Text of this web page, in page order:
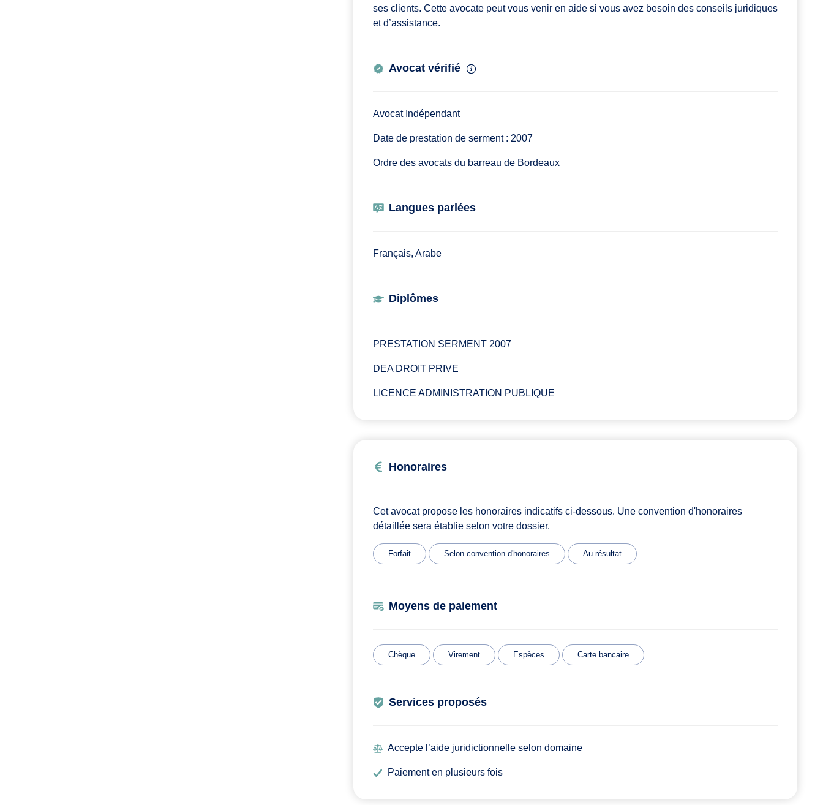
ses clients. Cette avocate peut vous venir en aide si vous avez besoin des conseils juridiques
et d’assistance.
Avocat vérifié
Avocat Indépendant
Date de prestation de serment : 2007
Ordre des avocats du barreau de Bordeaux
Langues parlées
Français, Arabe
Diplômes
PRESTATION SERMENT 2007
DEA DROIT PRIVE
LICENCE ADMINISTRATION PUBLIQUE
Honoraires
Cet avocat propose les honoraires indicatifs ci-dessous. Une convention d'honoraires
détaillée sera établie selon votre dossier.
Forfait Selon convention d'honoraires Au résultat
Moyens de paiement
Chèque Virement Espèces Carte bancaire
Services proposés
Accepte l’aide juridictionnelle selon domaine
Paiement en plusieurs fois